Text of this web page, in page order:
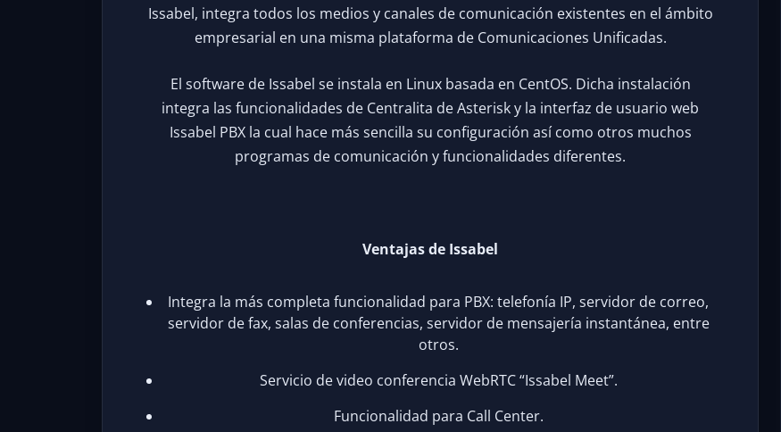
Issabel, integra todos los medios y canales de comunicación existentes en el ámbito
empresarial en una misma plataforma de Comunicaciones Unificadas.
El software de Issabel se instala en Linux basada en CentOS. Dicha instalación
integra las funcionalidades de Centralita de Asterisk y la interfaz de usuario web
Issabel PBX la cual hace más sencilla su configuración así como otros muchos
programas de comunicación y funcionalidades diferentes.
Ventajas de Issabel
Integra la más completa funcionalidad para PBX: telefonía IP, servidor de correo,
servidor de fax, salas de conferencias, servidor de mensajería instantánea, entre
otros.
Servicio de video conferencia WebRTC “Issabel Meet”.
Funcionalidad para Call Center.